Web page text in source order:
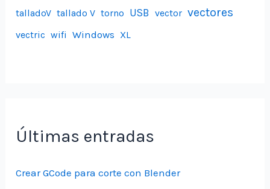
talladoV tallado V torno USB vector vectores
vectric wifi Windows XL
Últimas entradas
Crear GCode para corte con Blender